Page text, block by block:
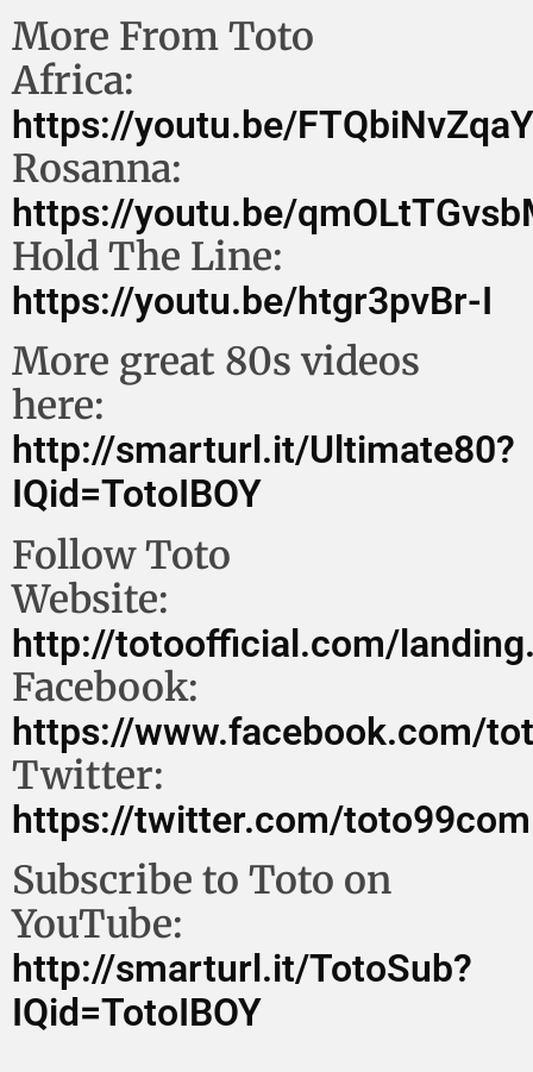
More From Toto
Africa:
https://youtu.be/FTQbiNvZqaY
Rosanna:
https://youtu.be/
Hold The Line:
https://youtu.be/htgr3pvBr-I
More great 80s videos
here:
http://smarturl.it/Ultimate80?
IQid=TotoIBOY
Follow Toto
Website:
http://totoofficial.com/
Facebook:
https://www.facebook.com/
Twitter:
https://twitter.com/toto99com
Subscribe to Toto on
YouTube:
http://smarturl.it/TotoSub?
IQid=TotoIBOY